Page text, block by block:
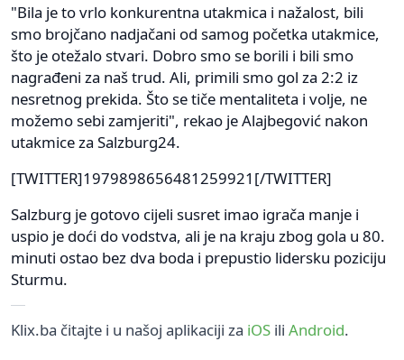
"Bila je to vrlo konkurentna utakmica i nažalost, bili
smo brojčano nadjačani od samog početka utakmice,
što je otežalo stvari. Dobro smo se borili i bili smo
nagrađeni za naš trud. Ali, primili smo gol za 2:2 iz
nesretnog prekida. Što se tiče mentaliteta i volje, ne
možemo sebi zamjeriti", rekao je Alajbegović nakon
utakmice za Salzburg24.
[TWITTER]1979898656481259921[/TWITTER]
Salzburg je gotovo cijeli susret imao igrača manje i
uspio je doći do vodstva, ali je na kraju zbog gola u 80.
minuti ostao bez dva boda i prepustio lidersku poziciju
Sturmu.
Klix.ba čitajte i u našoj aplikaciji za iOS ili Android.